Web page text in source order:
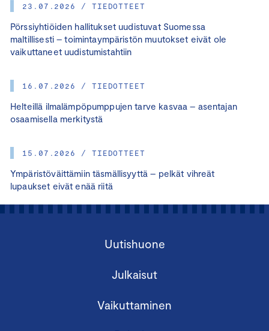
23.07.2026 / TIEDOTTEET
Pörssiyhtiöiden hallitukset uudistuvat Suomessa
maltillisesti – toimintaympäristön muutokset eivät ole
vaikuttaneet uudistumistahtiin
16.07.2026 / TIEDOTTEET
Helteillä ilmalämpöpumppujen tarve kasvaa – asentajan
osaamisella merkitystä
15.07.2026 / TIEDOTTEET
Ympäristöväittämiin täsmällisyyttä – pelkät vihreät
lupaukset eivät enää riitä
Uutishuone
Julkaisut
Vaikuttaminen